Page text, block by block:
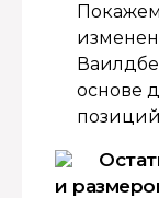
Покажем
основе
и